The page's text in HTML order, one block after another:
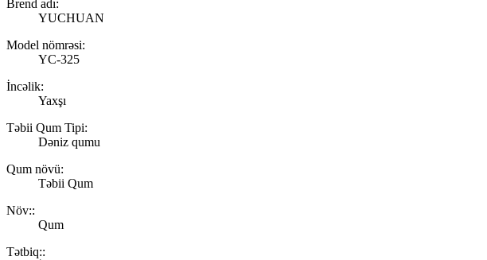
Brend adı:
YUCHUAN
Model nömrəsi:
YC-325
İncəlik:
Yaxşı
Təbii Qum Tipi:
Dəniz qumu
Qum növü:
Təbii Qum
Növ::
Qum
Tətbiq::